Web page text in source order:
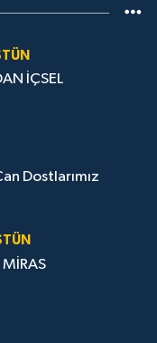
İÇSEL
Dostlarımız